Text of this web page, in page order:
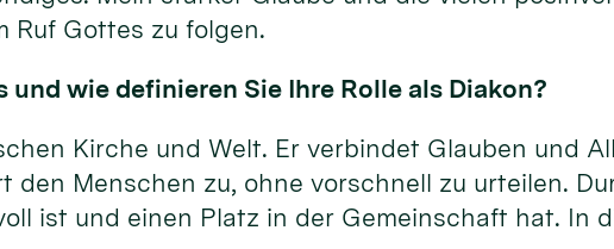
Ruf Gottes zu folgen.
wie definieren Sie Ihre Rolle als Diakon?
Kirche und Welt. Er verbindet Glauben und
Menschen zu, ohne vorschnell zu urteilen.
ist und einen Platz in der Gemeinschaft hat. In